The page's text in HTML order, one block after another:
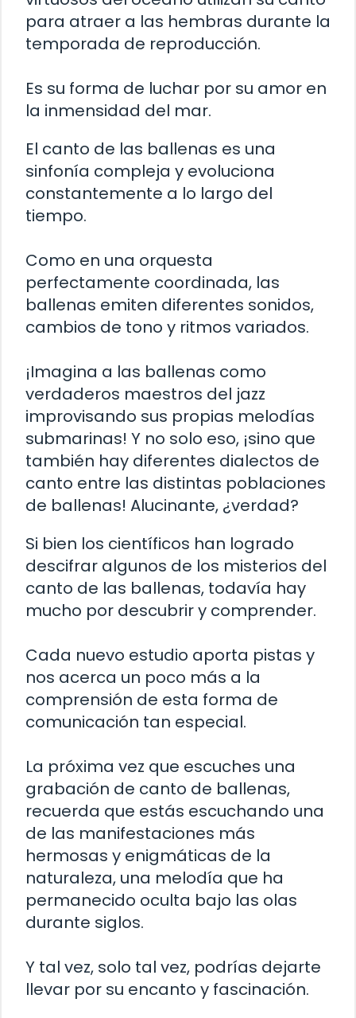
para atraer a las hembras durante la
temporada de reproducción.
Es su forma de luchar por su amor en
la inmensidad del mar.
El canto de las ballenas es una
sinfonía compleja y evoluciona
constantemente a lo largo del
tiempo.
Como en una orquesta
perfectamente coordinada, las
ballenas emiten diferentes sonidos,
cambios de tono y ritmos variados.
¡Imagina a las ballenas como
verdaderos maestros del jazz
improvisando sus propias melodías
submarinas! Y no solo eso, ¡sino que
también hay diferentes dialectos de
canto entre las distintas poblaciones
de ballenas! Alucinante, ¿verdad?
Si bien los científicos han logrado
descifrar algunos de los misterios del
canto de las ballenas, todavía hay
mucho por descubrir y comprender.
Cada nuevo estudio aporta pistas y
nos acerca un poco más a la
comprensión de esta forma de
comunicación tan especial.
La próxima vez que escuches una
grabación de canto de ballenas,
recuerda que estás escuchando una
de las manifestaciones más
hermosas y enigmáticas de la
naturaleza, una melodía que ha
permanecido oculta bajo las olas
durante siglos.
Y tal vez, solo tal vez, podrías dejarte
llevar por su encanto y fascinación.